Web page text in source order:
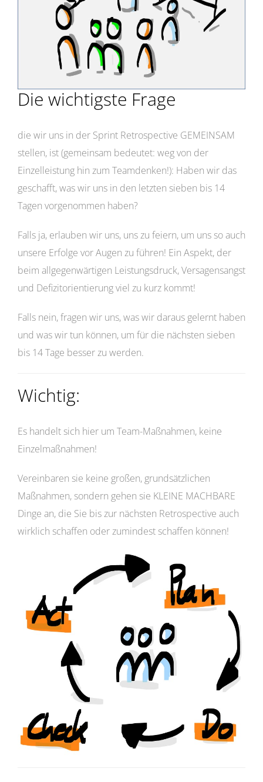
Die wichtigste Frage
die wir uns in der Sprint Retrospective GEMEINSAM
stellen, ist (gemeinsam bedeutet: weg von der
Einzelleistung hin zum Teamdenken!): Haben wir das
geschafft, was wir uns in den letzten sieben bis 14
Tagen vorgenommen haben?
Falls ja, erlauben wir uns, uns zu feiern, um uns so auch
unsere Erfolge vor Augen zu führen! Ein Aspekt, der
beim allgegenwärtigen Leistungsdruck, Versagensangst
und Defizitorientierung viel zu kurz kommt!
Falls nein, fragen wir uns, was wir daraus gelernt haben
und was wir tun können, um für die nächsten sieben
bis 14 Tage besser zu werden.
Wichtig:
Es handelt sich hier um Team-Maßnahmen, keine
Einzelmaßnahmen!
Vereinbaren sie keine großen, grundsätzlichen
Maßnahmen, sondern gehen sie KLEINE MACHBARE
Dinge an, die Sie bis zur nächsten Retrospective auch
wirklich schaffen oder zumindest schaffen können!